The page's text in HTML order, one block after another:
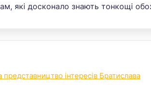
які досконало знають тонкощі
представництво інтересів Братислава